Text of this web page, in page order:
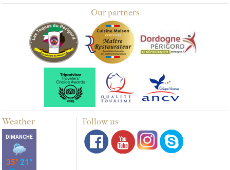
Our partners
Weather Follow us